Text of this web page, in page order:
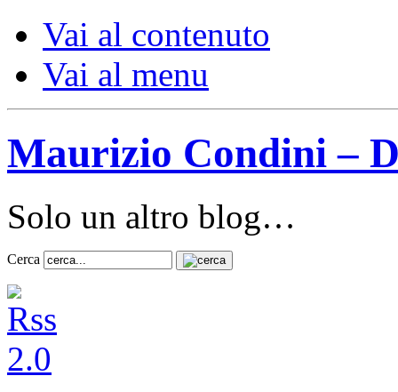
Vai al contenuto
Vai al menu
Maurizio Condini –
Solo un altro blog…
Cerca